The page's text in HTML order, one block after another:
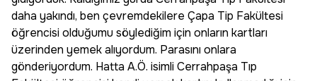
daha yakındı, ben çevremdekilere Çapa Tip Fakültesi
öğrencisi olduğumu söylediğim için onların kartları
üzerinden yemek alıyordum. Parasını onlara
gönderiyordum. Hatta A.Ö. isimli Cerrahpaşa Tıp